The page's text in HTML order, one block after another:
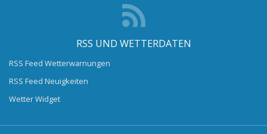
RSS UND WETTERDATEN
RSS Feed Wetterwarnungen
RSS Feed Neuigkeiten
Wetter Widget